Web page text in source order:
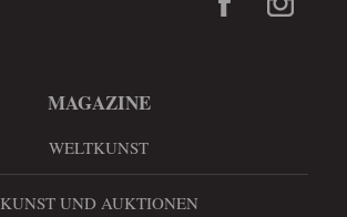
MAGAZINE
WELTKUNST
KUNST UND AUKTIONEN